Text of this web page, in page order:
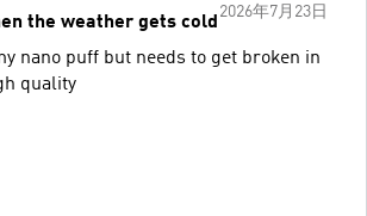
2026年7月23日
the weather gets cold
nano puff but needs to get broken in
quality